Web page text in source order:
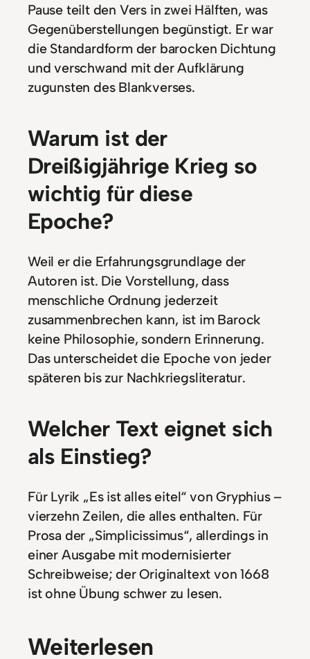
Pause teilt den Vers in zwei Hälften, was
Gegenüberstellungen begünstigt. Er war
die Standardform der barocken Dichtung
und verschwand mit der Aufklärung
zugunsten des Blankverses.
Warum ist der
Dreißigjährige Krieg so
wichtig für diese
Epoche?
Weil er die Erfahrungsgrundlage der
Autoren ist. Die Vorstellung, dass
menschliche Ordnung jederzeit
zusammenbrechen kann, ist im Barock
keine Philosophie, sondern Erinnerung.
Das unterscheidet die Epoche von jeder
späteren bis zur Nachkriegsliteratur.
Welcher Text eignet sich
als Einstieg?
Für Lyrik „Es ist alles eitel“ von Gryphius –
vierzehn Zeilen, die alles enthalten. Für
Prosa der „Simplicissimus“, allerdings in
einer Ausgabe mit modernisierter
Schreibweise; der Originaltext von 1668
ist ohne Übung schwer zu lesen.
Weiterlesen